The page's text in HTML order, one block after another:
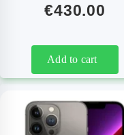
€430.00
Add to cart